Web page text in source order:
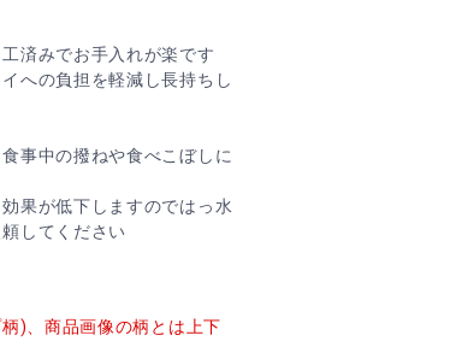
済みでお手入れが楽です
への負担を軽減し長持ちし
事中の撥ねや食べこぼしに
果が低下しますのではっ水
してください
)、商品画像の柄とは上下